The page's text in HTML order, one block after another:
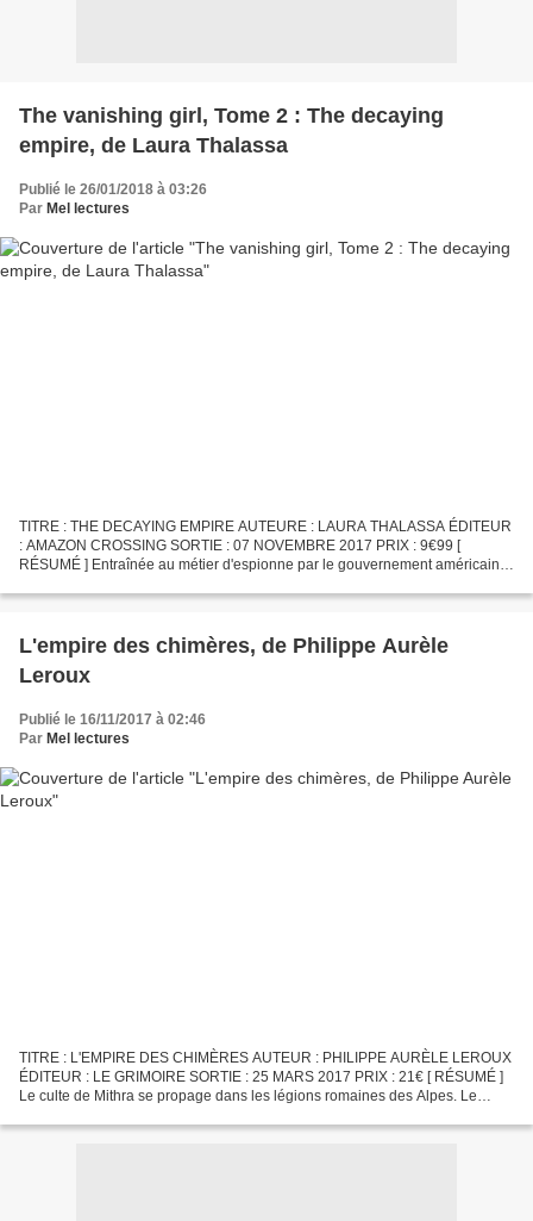
The vanishing girl, Tome 2 : The decaying
empire, de Laura Thalassa
Publié le 26/01/2018 à 03:26
Par Mel lectures
TITRE : THE DECAYING EMPIRE AUTEURE : LAURA THALASSA ÉDITEUR
: AMAZON CROSSING SORTIE : 07 NOVEMBRE 2017 PRIX : 9€99 [
RÉSUMÉ ] Entraînée au métier d'espionne par le gouvernement américain
L'empire des chimères, de Philippe Aurèle
Leroux
Publié le 16/11/2017 à 02:46
Par Mel lectures
TITRE : L'EMPIRE DES CHIMÈRES AUTEUR : PHILIPPE AURÈLE LEROUX
ÉDITEUR : LE GRIMOIRE SORTIE : 25 MARS 2017 PRIX : 21€ [ RÉSUMÉ ]
Le culte de Mithra se propage dans les légions romaines des Alpes. Le